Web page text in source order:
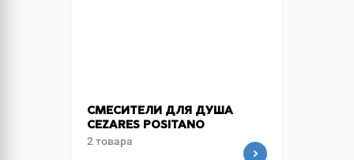
СМЕСИТЕЛИ ДЛЯ ДУША
CEZARES POSITANO
2 товара